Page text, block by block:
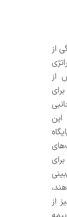
از
از
از